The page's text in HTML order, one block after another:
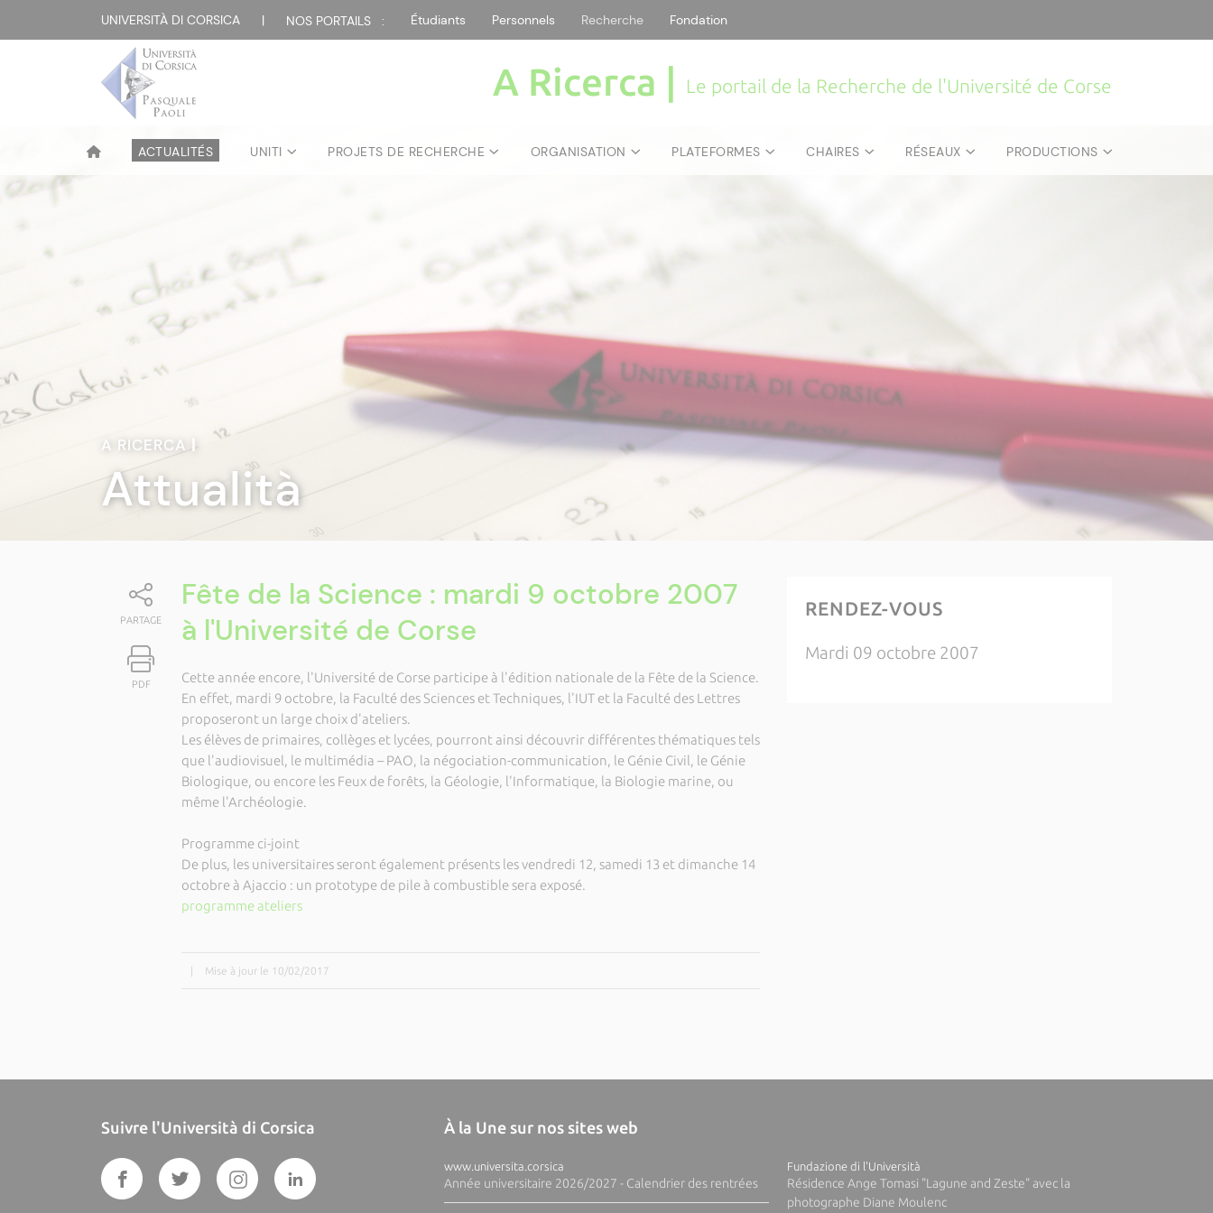
UNIVERSITÀ DI CORSICA | NOS PORTAILS : Étudiants Personnels Recherche Fondation
A Ricerca | Le portail de la Recherche de l'Université de Corse
ACTUALITÉS UNITI PROJETS DE RECHERCHE ORGANISATION PLATEFORMES CHAIRES RÉSEAUX PRODUCTIONS
A RICERCA|
Attualità
PARTAGE
PDF
Fête de la Science : mardi 9 octobre 2007
à l'Université de Corse
Cette année encore, l'Université de Corse participe à l'édition nationale de la Fête de la Science.
En effet, mardi 9 octobre, la Faculté des Sciences et Techniques, l'IUT et la Faculté des Lettres
proposeront un large choix d'ateliers.
Les élèves de primaires, collèges et lycées, pourront ainsi découvrir différentes thématiques tels
que l'audiovisuel, le multimédia – PAO, la négociation-communication, le Génie Civil, le Génie
Biologique, ou encore les Feux de forêts, la Géologie, l'Informatique, la Biologie marine, ou
même l'Archéologie.
Programme ci-joint
De plus, les universitaires seront également présents les vendredi 12, samedi 13 et dimanche 14
octobre à Ajaccio : un prototype de pile à combustible sera exposé.
programme ateliers
Mise à jour le 10/02/2017
RENDEZ-VOUS
Mardi 09 octobre 2007
Suivre l'Università di Corsica À la Une sur nos sites web
www.universita.corsica
Année universitaire 2026/2027 - Calendrier des rentrées
Fundazione di l'Università
Résidence Ange Tomasi "Lagune and Zeste" avec la
photographe Diane Moulenc